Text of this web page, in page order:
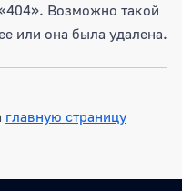
Возможно такой
или она была удалена.
главную страницу